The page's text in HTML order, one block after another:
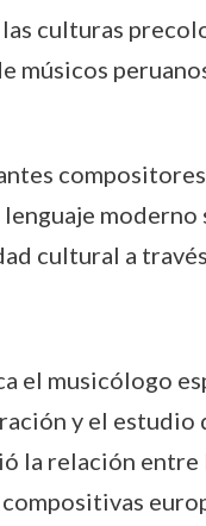
culturas
músicos
moderno
cultural a
el musicólogo
y el estudio
la relación entre